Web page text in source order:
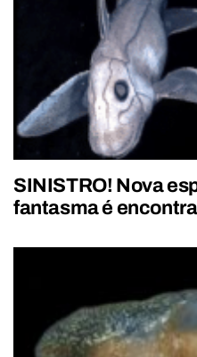
SINISTRO! Nova
fantasma é